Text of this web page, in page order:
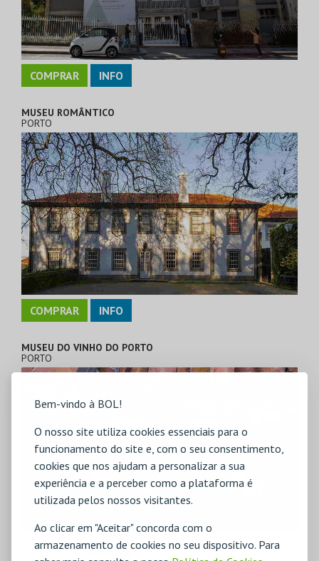
Bem-vindo à BOL!
O nosso site utiliza cookies essenciais para o
funcionamento do site e, com o seu consentimento,
cookies que nos ajudam a personalizar a sua
experiência e a perceber como a plataforma é
utilizada pelos nossos visitantes.
Ao clicar em "Aceitar" concorda com o
armazenamento de cookies no seu dispositivo. Para
COMPRAR INFO
MUSEU ROMÂNTICO
PORTO
COMPRAR INFO
MUSEU DO VINHO DO PORTO
PORTO
COMPRAR INFO